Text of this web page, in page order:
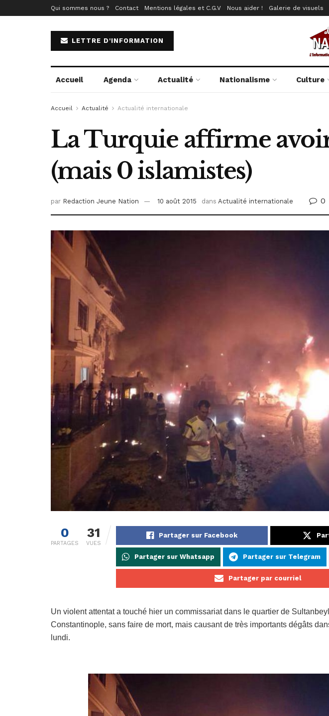
Qui sommes nous ? Contact Mentions légales et C.G.V Nous aider ! Galerie de visuels
LETTRE D'INFORMATION
Accueil Agenda Actualité Nationalisme Culture
Accueil Actualité Actualité internationale
La Turquie affirme
(mais 0 islamistes)
par Redaction Jeune Nation 10 août 2015 dans Actualité internationale 0
0
PARTAGES
31
VUES
Partager sur Facebook
Partager sur Whatsapp Partager sur Telegram
Partager par courriel
Un violent attentat a touché hier un commissariat dans le quartier de
Constantinople, sans faire de mort, mais causant de très importants dégâts
lundi.